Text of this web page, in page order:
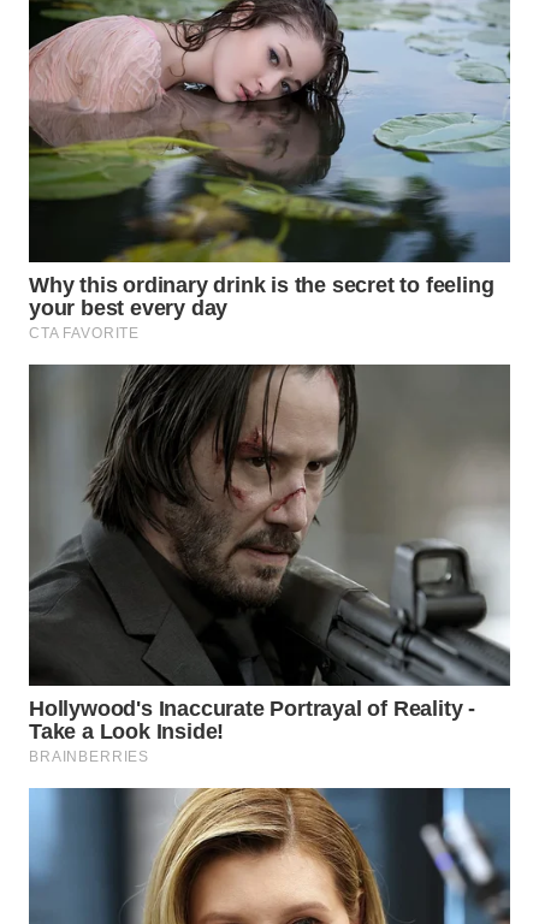
BOROBUDUR
WN
MADURA
WN
SURABAYA
WN
NATUNA
MANDALIKA
WN
LIKUPANG
WN
BORNEO